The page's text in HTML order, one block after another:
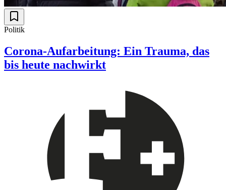
Politik
Corona-Aufarbeitung: Ein Trauma, das
bis heute nachwirkt